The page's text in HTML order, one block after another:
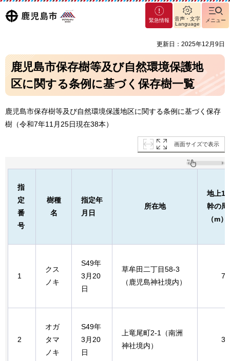
鹿児島
マグ
マシ
緊急情報
音声・文字
Language
メニュー
更新日：2025年12月9日
鹿児島市保存樹等及び自然環境保護地
区に関する条例に基づく保存樹一覧
鹿児島市保存樹等及び自然環境保護地区に関する条例に基づく保存
樹（令和7年11月25日現在38本）
画面サイズで表示
指
定
番
号
樹種
名
指定年
月日
所在地
地上
幹の周
（m）
1
クス
ノキ
S49年
3月20
日
草牟田二丁目58-3
（鹿児島神社境内）
2
オガ
タマ
ノキ
S49年
3月20
日
上竜尾町2-1（南洲
神社境内）